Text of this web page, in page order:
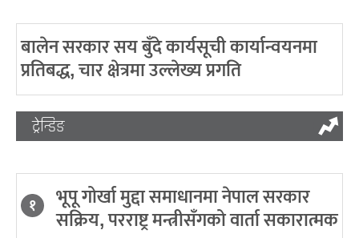
बालेन सरकार सय बुँदे कार्यसूची कार्यान्वयनमा
प्रतिबद्ध, चार क्षेत्रमा उल्लेख्य प्रगति
ट्रेन्डिङ
१ भूपू गोर्खा मुद्दा समाधानमा नेपाल सरकार
सक्रिय, परराष्ट्र मन्त्रीसँगको वार्ता सकारात्मक